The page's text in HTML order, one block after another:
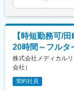
・平均残業
高い有給取得
離職率5%な
・ヘルスケア
30代）です。
ト、プロモ
された営業施
・各市場にお
・グローバル
のモニタリン
・プロモーシ
・各国アナリ
【時短勤務可/
20時間～フル
株式会社メディカル
会社）
契約社員